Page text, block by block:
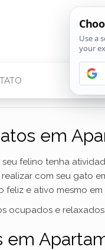
em
felino tenha
com seu gato
e ativo mesmo em
ocupados e relaxados.
em